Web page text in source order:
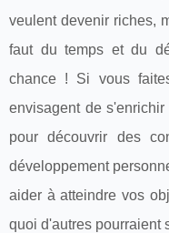
veulent devenir riches,
faut du temps et du
chance ! Si vous
envisagent de
pour découvrir des
développement
aider à atteindre vos
quoi d'autres pourraient